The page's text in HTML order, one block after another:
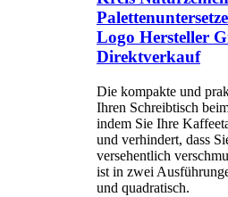
Logo Hersteller
Direktverkauf
Die kompakte und
Ihren Schreibtisch
indem Sie Ihre
und verhindert, dass
versehentlich
ist in zwei
und quadratisch.